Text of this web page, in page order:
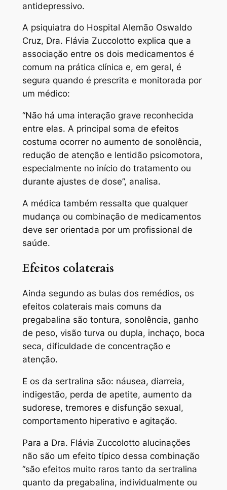
antidepressivo.
A psiquiatra do Hospital Alemão Oswaldo
Cruz, Dra. Flávia Zuccolotto explica que a
associação entre os dois medicamentos é
comum na prática clínica e, em geral, é
segura quando é prescrita e monitorada por
um médico:
“Não há uma interação grave reconhecida
entre elas. A principal soma de efeitos
costuma ocorrer no aumento de sonolência,
redução de atenção e lentidão psicomotora,
especialmente no início do tratamento ou
durante ajustes de dose”, analisa.
A médica também ressalta que qualquer
mudança ou combinação de medicamentos
deve ser orientada por um profissional de
saúde.
Efeitos colaterais
Ainda segundo as bulas dos remédios, os
efeitos colaterais mais comuns da
pregabalina são tontura, sonolência, ganho
de peso, visão turva ou dupla, inchaço, boca
seca, dificuldade de concentração e
atenção.
E os da sertralina são: náusea, diarreia,
indigestão, perda de apetite, aumento da
sudorese, tremores e disfunção sexual,
comportamento hiperativo e agitação.
Para a Dra. Flávia Zuccolotto alucinações
não são um efeito típico dessa combinação
“são efeitos muito raros tanto da sertralina
quanto da pregabalina, individualmente ou